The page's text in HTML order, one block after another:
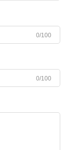
0/100
0/100